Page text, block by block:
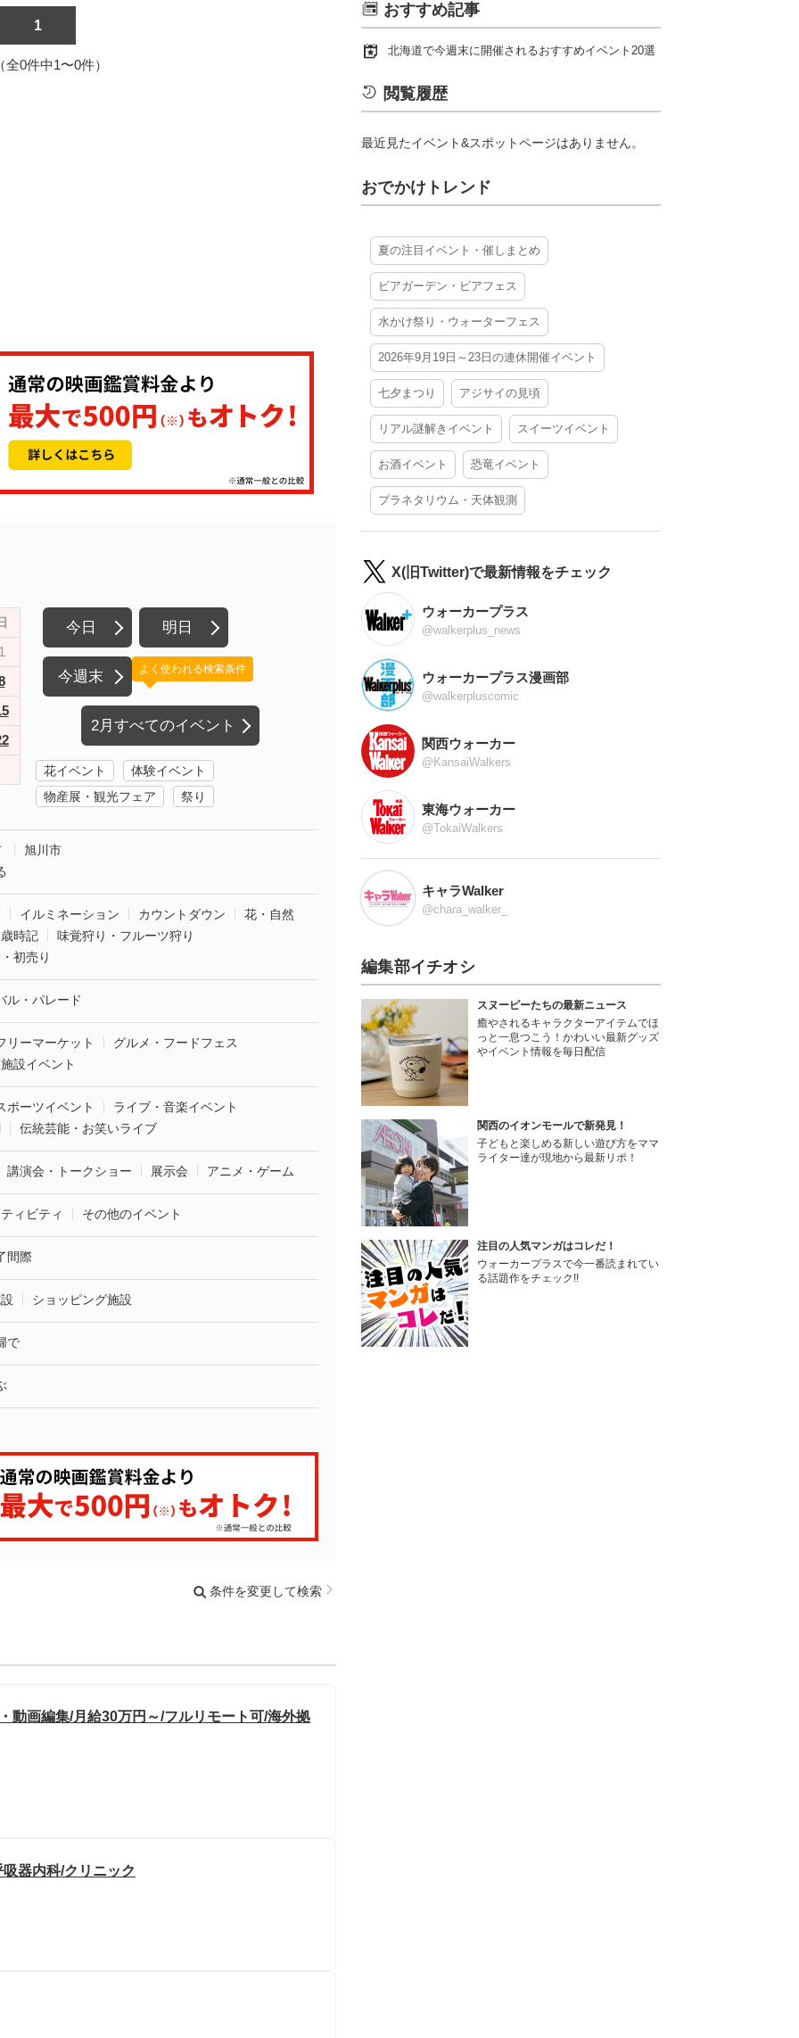
1
全0件中1〜0件）
今日 明日
今週末
2月すべてのイベント
よく使われる検索条件
花イベント
体験イベント
物産展・観光フェア
祭り
旭川市
イルミネーション カウントダウン
花・自然
時記
味覚狩り・フルーツ狩り
初売り
ル・パレード
リーマーケット
グルメ・フードフェス
設イベント
ポーツイベント
ライブ・音楽イベント
伝統芸能・お笑いライブ
講演会・トークショー 展示会 アニメ・ゲーム
ィビティ その他のイベント
間際
ショッピング施設
で
条件を変更して検索
動画編集/月給30万円～/フルリモート可/海外拠
器内科/クリニック
おすすめ記事
北海道で今週末に開催されるおすすめイベント20選
閲覧履歴
最近見たイベント&スポットページはありません。
おでかけトレンド
夏の注目イベント・催しまとめ
ビアガーデン・ビアフェス
水かけ祭り・ウォーターフェス
2026年9月19日～23日の連休開催イベント
七夕まつり アジサイの見頃
リアル謎解きイベント スイーツイベント
お酒イベント 恐竜イベント
プラネタリウム・天体観測
X(旧Twitter)で最新情報をチェック
ウォーカープラス
@walkerplus_news
ウォーカープラス漫画部
@walkerpluscomic
関西ウォーカー
@KansaiWalkers
東海ウォーカー
@TokaiWalkers
キャラWalker
@chara_walker_
編集部イチオシ
スヌーピーたちの最新ニュース
癒やされるキャラクターアイテムでほ
っと一息つこう！かわいい最新グッズ
やイベント情報を毎日配信
関西のイオンモールで新発見！
子どもと楽しめる新しい遊び方をママ
ライター達が現地から最新リポ！
注目の人気マンガはコレだ！
ウォーカープラスで今一番読まれてい
る話題作をチェック!!